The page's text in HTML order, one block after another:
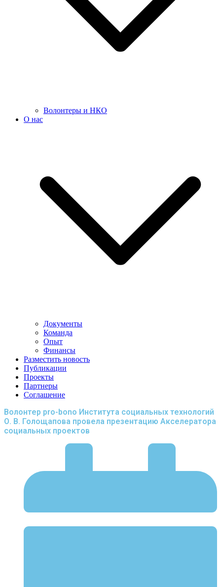
Волонтеры и НКО
О нас
Документы
Команда
Опыт
Финансы
Разместить новость
Публикации
Проекты
Партнеры
Соглашение
Волонтер pro-bono Института социальных технологий
О. В. Голощапова провела презентацию Акселератора
социальных проектов